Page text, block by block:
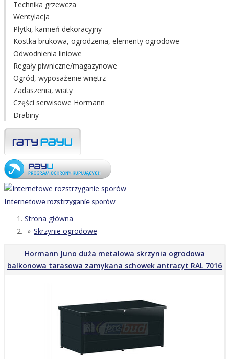
Technika grzewcza
Wentylacja
Płytki, kamień dekoracyjny
Kostka brukowa, ogrodzenia, elementy ogrodowe
Odwodnienia liniowe
Regały piwniczne/magazynowe
Ogród, wyposażenie wnętrz
Zadaszenia, wiaty
Części serwisowe Hormann
Drabiny
Internetowe rozstrzyganie sporów
Strona główna
Skrzynie ogrodowe
Hormann Juno duża metalowa skrzynia ogrodowa
balkonowa tarasowa zamykana schowek antracyt RAL 7016